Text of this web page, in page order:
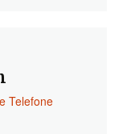
Telefone